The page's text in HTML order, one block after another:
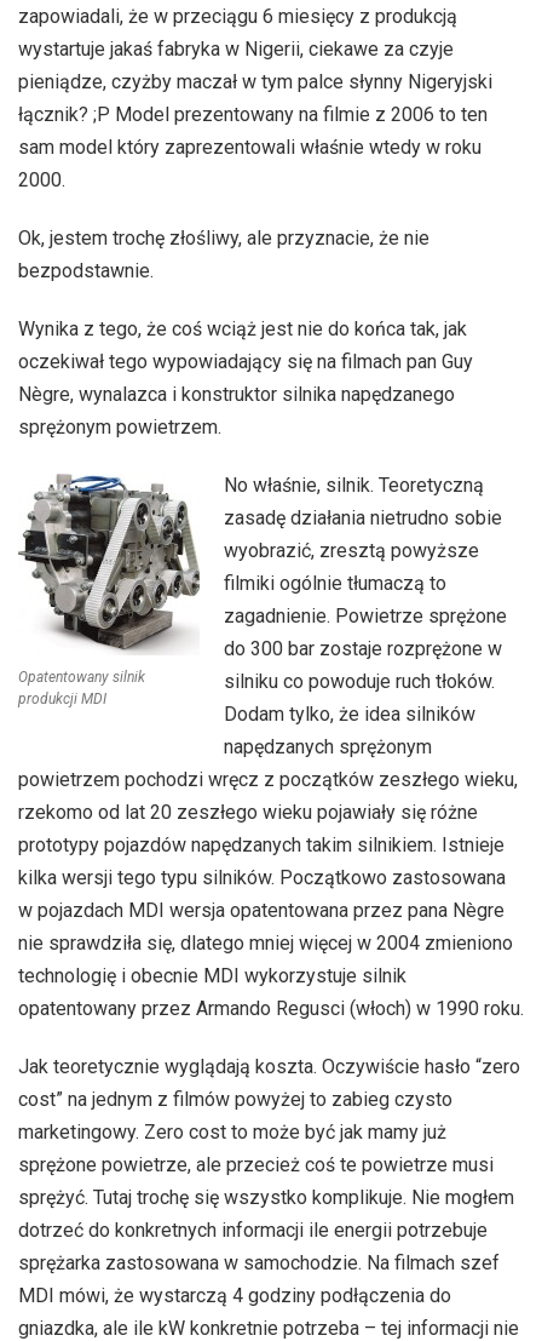
zapowiadali, że w przeciągu 6 miesięcy z produkcją
wystartuje jakaś fabryka w Nigerii, ciekawe za czyje
pieniądze, czyżby maczał w tym palce słynny Nigeryjski
łącznik? ;P Model prezentowany na filmie z 2006 to ten
sam model który zaprezentowali właśnie wtedy w roku
2000.
Ok, jestem trochę złośliwy, ale przyznacie, że nie
bezpodstawnie.
Wynika z tego, że coś wciąż jest nie do końca tak, jak
oczekiwał tego wypowiadający się na filmach pan Guy
Nègre, wynalazca i konstruktor silnika napędzanego
sprężonym powietrzem.
Opatentowany silnik
produkcji MDI
No właśnie, silnik. Teoretyczną
zasadę działania nietrudno sobie
wyobrazić, zresztą powyższe
filmiki ogólnie tłumaczą to
zagadnienie. Powietrze sprężone
do 300 bar zostaje rozprężone w
silniku co powoduje ruch tłoków.
Dodam tylko, że idea silników
napędzanych sprężonym
powietrzem pochodzi wręcz z początków zeszłego wieku,
rzekomo od lat 20 zeszłego wieku pojawiały się różne
prototypy pojazdów napędzanych takim silnikiem. Istnieje
kilka wersji tego typu silników. Początkowo zastosowana
w pojazdach MDI wersja opatentowana przez pana Nègre
nie sprawdziła się, dlatego mniej więcej w 2004 zmieniono
technologię i obecnie MDI wykorzystuje silnik
opatentowany przez Armando Regusci (włoch) w 1990 roku.
Jak teoretycznie wyglądają koszta. Oczywiście hasło “zero
cost” na jednym z filmów powyżej to zabieg czysto
marketingowy. Zero cost to może być jak mamy już
sprężone powietrze, ale przecież coś te powietrze musi
sprężyć. Tutaj trochę się wszystko komplikuje. Nie mogłem
dotrzeć do konkretnych informacji ile energii potrzebuje
sprężarka zastosowana w samochodzie. Na filmach szef
MDI mówi, że wystarczą 4 godziny podłączenia do
gniazdka, ale ile kW konkretnie potrzeba – tej informacji nie